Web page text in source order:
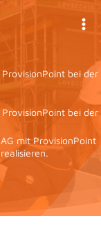
bei der
bei der
mit ProvisionPoint